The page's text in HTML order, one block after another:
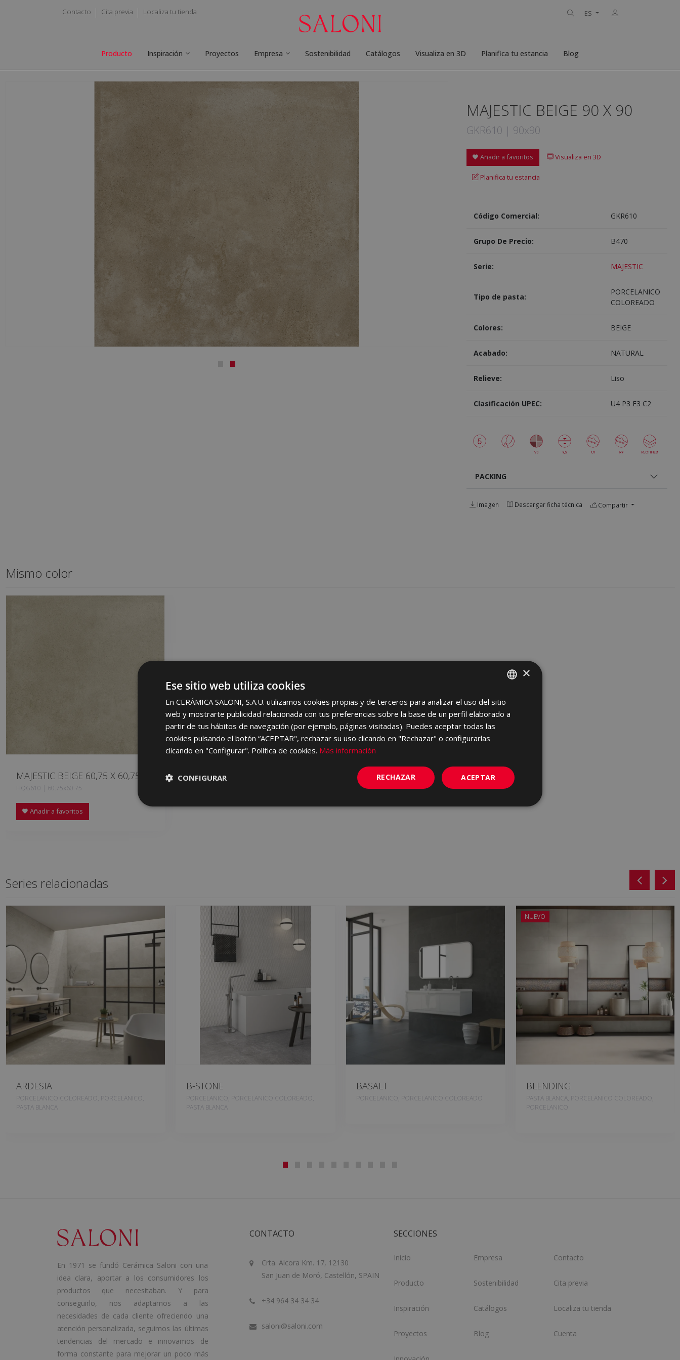
Contacto Cita previa Localiza tu tienda ES
Producto Inspiración Proyectos Empresa Sostenibilidad Catálogos Visualiza en 3D Planifica tu estancia Blog
MAJESTIC BEIGE 90 X 90
GKR610 | 90x90
Añadir a favoritos Visualiza en 3D
Planifica tu estancia
Código Comercial: GKR610
Grupo De Precio: B470
Serie: MAJESTIC
Tipo de pasta:
PORCELANICO
COLOREADO
Colores: BEIGE
Acabado: NATURAL
Relieve: Liso
Clasificación UPEC: U4 P3 E3 C2
PACKING
Imagen Descargar ficha técnica Compartir
Mismo color
MAJESTIC BEIGE 60,75 X 60,75
HQG610 | 60.75x60.75
Añadir a favoritos
Series relacionadas
ARDESIA
PORCELANICO COLOREADO, PORCELANICO,
PASTA BLANCA
B-STONE
PORCELANICO, PORCELANICO COLOREADO,
PASTA BLANCA
BASALT
PORCELANICO, PORCELANICO COLOREADO
NUEVO
BLENDING
PASTA BLANCA, PORCELANICO COLOREADO,
PORCELANICO
En 1971 se fundó Cerámica Saloni con una
idea clara, aportar a los consumidores los
productos que necesitaban. Y para
conseguirlo, nos adaptamos a las
necesidades de cada cliente ofreciendo una
atención personalizada, seguimos las últimas
tendencias del mercado e innovamos de
forma constante para mejorar un poco más
CONTACTO
Crta. Alcora Km. 17, 12130
San Juan de Moró, Castellón, SPAIN
+34 964 34 34 34
saloni@saloni.com
SECCIONES
Inicio
Producto
Inspiración
Proyectos
Empresa
Sostenibilidad
Catálogos
Blog
Contacto
Cita previa
Localiza tu tienda
Cuenta
SPANISH
ENGLISH
PORTUGUESE
×
Ese sitio web utiliza cookies
En CERÁMICA SALONI, S.A.U. utilizamos cookies propias y de terceros para analizar el uso del sitio
web y mostrarte publicidad relacionada con tus preferencias sobre la base de un perfil elaborado a
partir de tus hábitos de navegación (por ejemplo, páginas visitadas). Puedes aceptar todas las
cookies pulsando el botón “ACEPTAR", rechazar su uso clicando en "Rechazar" o configurarlas
clicando en "Configurar". Política de cookies. Más información
ACEPTAR
RECHAZAR
CONFIGURAR